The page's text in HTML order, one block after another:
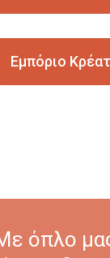
Εμπόριο
όπλο